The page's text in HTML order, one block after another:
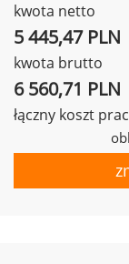
kwota netto
5 445,47 PLN
kwota brutto
6 560,71 PLN
łączny koszt